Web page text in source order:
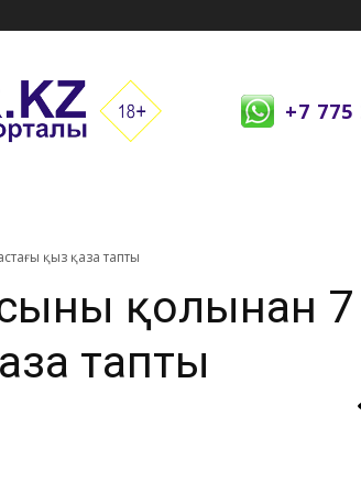
+7 775
қыз қаза тапты
қолынан 7
тапты